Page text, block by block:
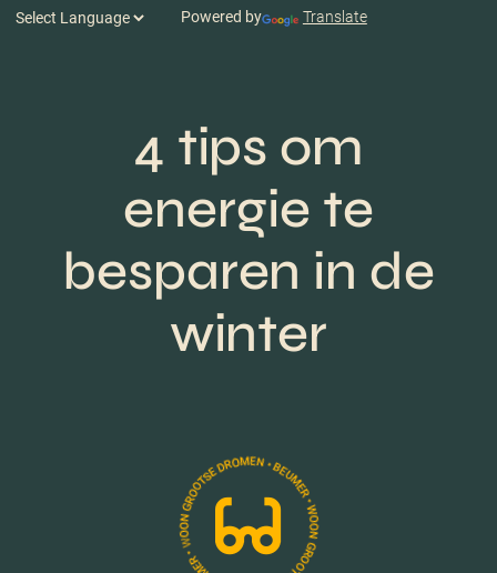
Powered by Translate
4 tips om
energie te
besparen in de
winter